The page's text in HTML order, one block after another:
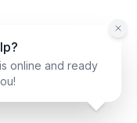
online and ready